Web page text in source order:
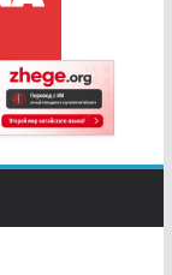
в
Китае не
(и Где
Табу: